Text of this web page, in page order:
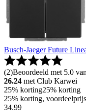
Busch-Jaeger Future
(2)Beoordeeld met 5.0
26.24 met Club Karwei
25% korting25% korting
25% korting,
34.99